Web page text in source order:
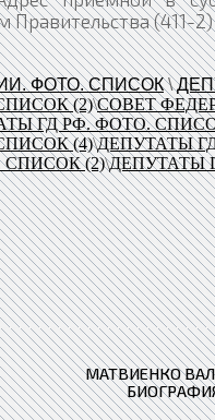
Правительства (411-
ФОТО. СПИСОК\
(2)\СОВЕТ
ГД РФ. ФОТО.
(4)\ДЕПУТАТЫ
(2)\ДЕПУТАТЫ
МАТВИЕНКО